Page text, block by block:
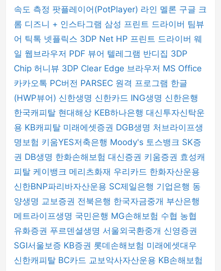
속도 측정 팟플레이어(PotPlayer) 라인 멜론 구글 크
롬 디즈니 + 인스타그램 삼성 프린트 드라이버 팀뷰
어 틱톡 넷플릭스 3DP Net HP 프린트 드라이버 웨
일 웹브라우저 PDF 뷰어 텔레그램 반디집 3DP
Chip 허니뷰 3DP Clear Edge 브라우저 MS Office
카카오톡 PC버전 PARSEC 원격 프로그램 한글
(HWP뷰어) 신한생명 신한카드 ING생명 신한은행
한국캐피탈 현대해상 KEB하나은행 대신투자신탁운
용 KB캐피탈 미래에셋증권 DGB생명 처브라이프생
명보험 키움YES저축은행 Moody's 토스뱅크 SK증
권 DB생명 한화손해보험 대신증권 키움증권 효성캐
피탈 케이뱅크 메리츠화재 우리카드 한화자산운용
신한BNP파리바자산운용 SC제일은행 기업은행 동
양생명 교보증권 전북은행 한국자금중개 부산은행
메트라이프생명 국민은행 MG손해보험 수협 농협
유화증권 푸르덴셜생명 서울외국환중개 신영증권
SGI서울보증 KB증권 롯데손해보험 미래에셋대우
신한캐피탈 BC카드 교보악사자산운용 KB손해보험